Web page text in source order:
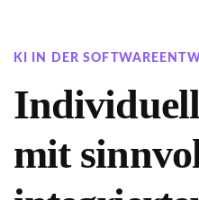
KI IN DER
mit